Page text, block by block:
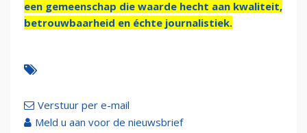
een gemeenschap die waarde hecht aan kwaliteit,
betrouwbaarheid en échte journalistiek.
Verstuur per e-mail
Meld u aan voor de nieuwsbrief